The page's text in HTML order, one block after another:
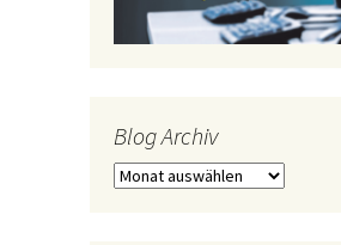
Blog Archiv
Blog